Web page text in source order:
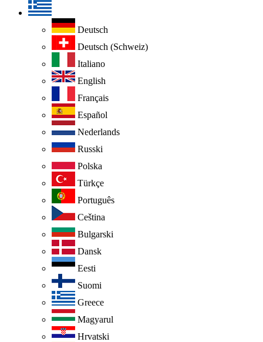
Deutsch
Deutsch (Schweiz)
Italiano
English
Français
Español
Nederlands
Russki
Polska
Türkçe
Português
Ceština
Bulgarski
Dansk
Eesti
Suomi
Greece
Magyarul
Hrvatski